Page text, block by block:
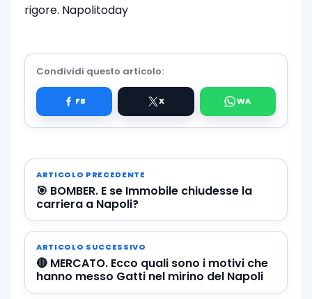
rigore. Napolitoday
Condividi questo articolo:
ARTICOLO PRECEDENTE
🎯 BOMBER. E se Immobile chiudesse la
carriera a Napoli?
ARTICOLO SUCCESSIVO
🔴 MERCATO. Ecco quali sono i motivi che
hanno messo Gatti nel mirino del Napoli